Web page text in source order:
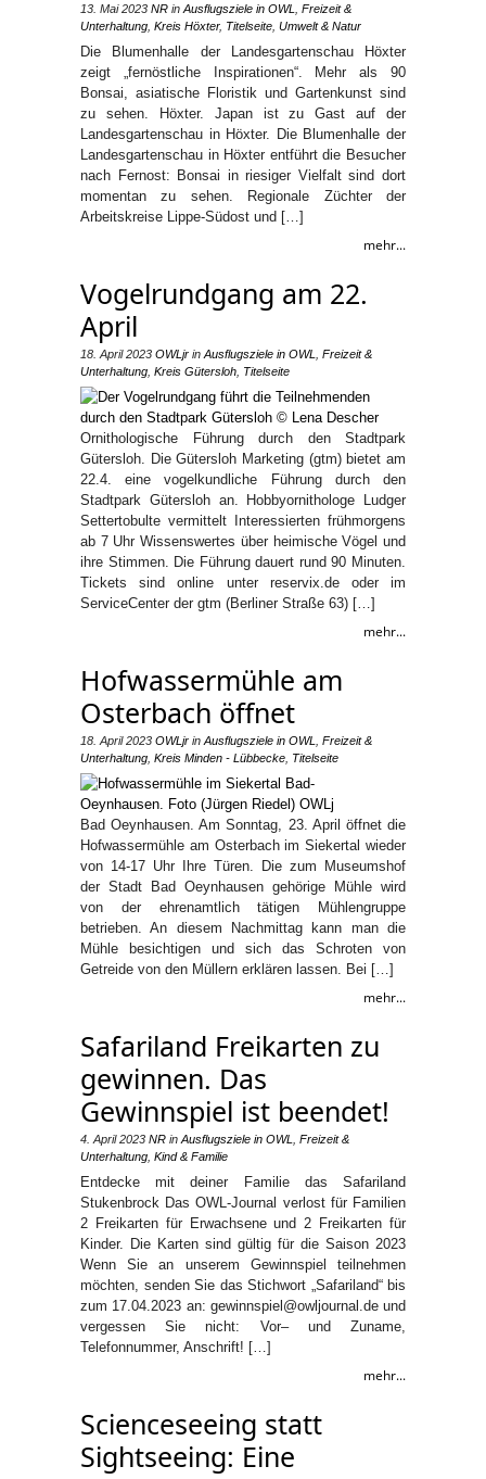
13. Mai 2023 NR in Ausflugsziele in OWL
Freizeit &
Unterhaltung Kreis Höxter, Titelseite Umwelt & Natur
Die Blumenhalle der Landesgartenschau Höxter
zeigt „fernöstliche Inspirationen“. Mehr als 90
Bonsai, asiatische Floristik und Gartenkunst sind
zu sehen. Höxter. Japan ist zu Gast auf der
Landesgartenschau in Höxter. Die Blumenhalle der
Landesgartenschau in Höxter entführt die Besucher
nach Fernost: Bonsai in riesiger Vielfalt sind dort
momentan zu sehen. Regionale Züchter der
Arbeitskreise Lippe-Südost und […]
mehr...
Vogelrundgang am 22.
April
18. April 2023 OWLjr in Ausflugsziele in OWL
Freizeit &
Unterhaltung Kreis Gütersloh Titelseite
Ornithologische Führung durch den Stadtpark
Gütersloh. Die Gütersloh Marketing (gtm) bietet am
22.4. eine vogelkundliche Führung durch den
Stadtpark Gütersloh an. Hobbyornithologe Ludger
Settertobulte vermittelt Interessierten frühmorgens
ab 7 Uhr Wissenswertes über heimische Vögel und
ihre Stimmen. Die Führung dauert rund 90 Minuten.
Tickets sind online unter reservix.de oder im
ServiceCenter der gtm (Berliner Straße 63) […]
mehr...
Hofwassermühle am
Osterbach öffnet
18. April 2023 OWLjr in Ausflugsziele in OWL
Freizeit &
Unterhaltung Kreis Minden - Lübbecke Titelseite
Bad Oeynhausen. Am Sonntag, 23. April öffnet die
Hofwassermühle am Osterbach im Siekertal wieder
von 14-17 Uhr Ihre Türen. Die zum Museumshof
der Stadt Bad Oeynhausen gehörige Mühle wird
von der ehrenamtlich tätigen Mühlengruppe
betrieben. An diesem Nachmittag kann man die
Mühle besichtigen und sich das Schroten von
Getreide von den Müllern erklären lassen. Bei […]
mehr...
Safariland Freikarten zu
gewinnen. Das
Gewinnspiel ist beendet!
4. April 2023 NR in Ausflugsziele in OWL
Freizeit &
Unterhaltung Kind & Familie
Entdecke mit deiner Familie das Safariland
Stukenbrock Das OWL-Journal verlost für Familien
2 Freikarten für Erwachsene und 2 Freikarten für
Kinder. Die Karten sind gültig für die Saison 2023
Wenn Sie an unserem Gewinnspiel teilnehmen
möchten, senden Sie das Stichwort „Safariland“ bis
zum 17.04.2023 an: gewinnspiel@owljournal.de und
vergessen Sie nicht: Vor– und Zuname,
Telefonnummer, Anschrift! […]
mehr...
Scienceseeing statt
Sightseeing: Eine